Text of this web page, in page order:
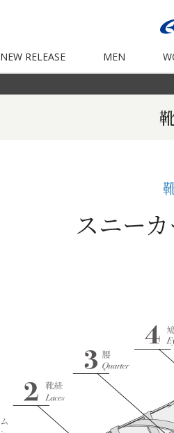
NEW RELEASE MEN
スニー